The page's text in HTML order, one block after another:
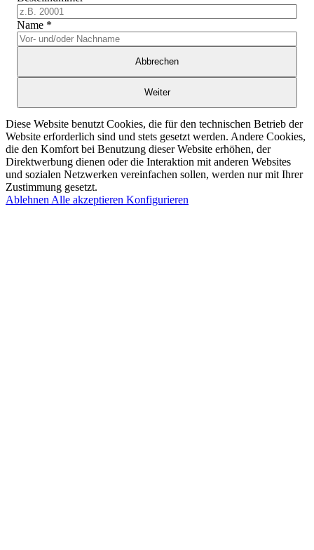
Name *
Abbrechen
Weiter
Diese Website benutzt Cookies, die für den technischen Betrieb der
Website erforderlich sind und stets gesetzt werden. Andere Cookies,
die den Komfort bei Benutzung dieser Website erhöhen, der
Direktwerbung dienen oder die Interaktion mit anderen Websites
und sozialen Netzwerken vereinfachen sollen, werden nur mit Ihrer
Zustimmung gesetzt.
Ablehnen Alle akzeptieren Konfigurieren